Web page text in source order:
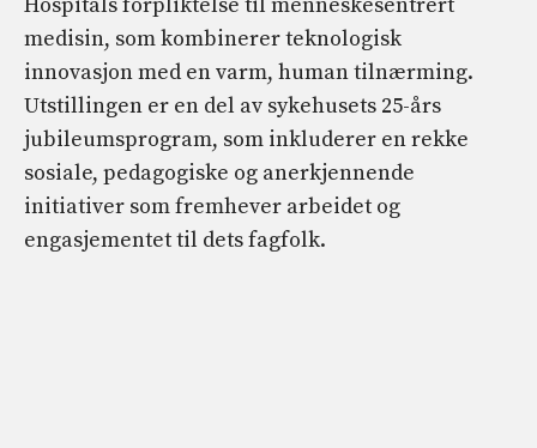
medisin, som kombinerer teknologisk
innovasjon med en varm, human tilnærming.
Utstillingen er en del av sykehusets 25-års
jubileumsprogram, som inkluderer en rekke
sosiale, pedagogiske og anerkjennende
initiativer som fremhever arbeidet og
engasjementet til dets fagfolk.